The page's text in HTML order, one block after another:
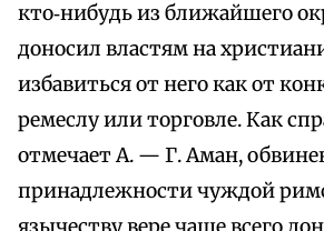
кто‑нибудь из ближайшего
доносил властям на
избавиться от него как от
ремеслу или торговле. Как
отмечает А. — Г. Аман,
принадлежности чуждой